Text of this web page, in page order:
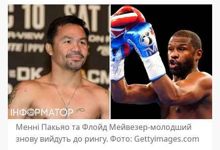
Менні Пакьяо та Флойд Мейвезер-молодший
знову вийдуть до рингу. Фото: Gettyimages.com